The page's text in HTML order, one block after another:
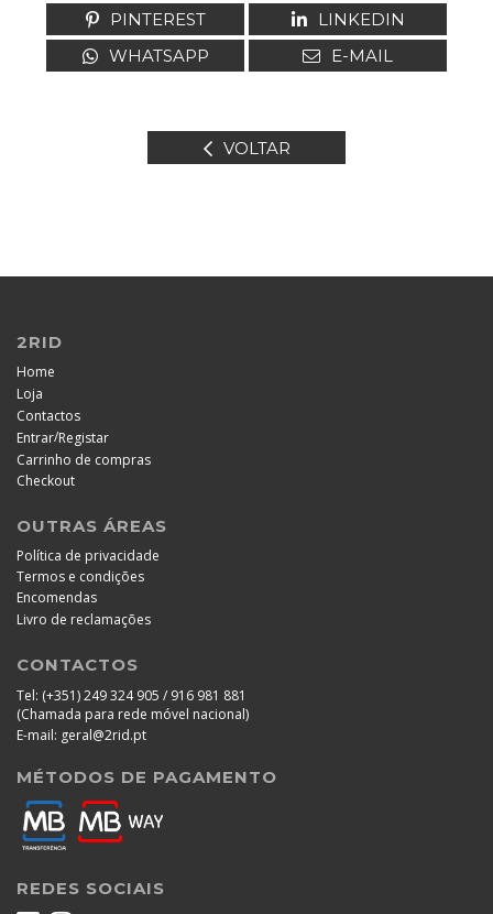
PINTEREST
LINKEDIN
WHATSAPP
E-MAIL
VOLTAR
2RID
Home
Loja
Contactos
Entrar/Registar
Carrinho de compras
Checkout
OUTRAS ÁREAS
Política de privacidade
Termos e condições
Encomendas
Livro de reclamações
CONTACTOS
Tel: (+351) 249 324 905 / 916 981 881
(Chamada para rede móvel nacional)
E-mail: geral@2rid.pt
MÉTODOS DE PAGAMENTO
REDES SOCIAIS